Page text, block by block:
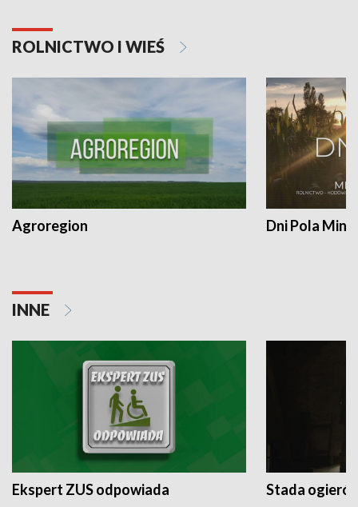
ROLNICTWO I WIEŚ
Agroregion Dni Pola
INNE
Ekspert ZUS odpowiada Stada